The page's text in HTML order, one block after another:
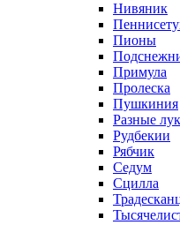
Нивяник
Пионы
Примула
Пролеска
Пушкиния
Разные
Рудбекии
Рябчик
Седум
Сцилла